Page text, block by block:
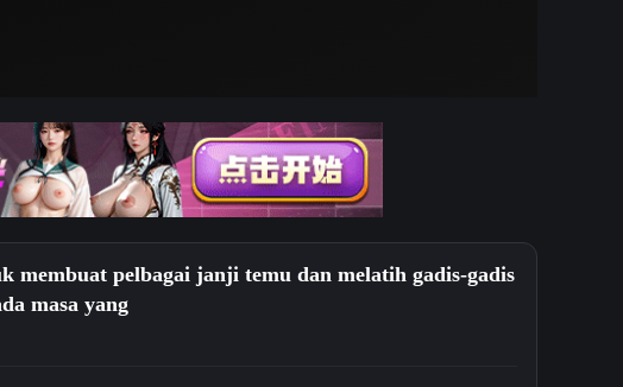
membuat pelbagai janji temu dan melatih gadis-gadis
masa yang